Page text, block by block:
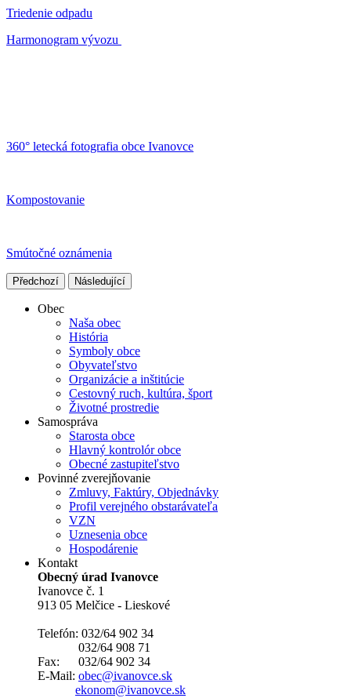
Triedenie odpadu
Harmonogram vývozu
360° letecká fotografia obce Ivanovce
Kompostovanie
Smútočné oznámenia
Předchozí Následující
Obec
Naša obec
História
Symboly obce
Obyvateľstvo
Organizácie a inštitúcie
Cestovný ruch, kultúra, šport
Životné prostredie
Samospráva
Starosta obce
Hlavný kontrolór obce
Obecné zastupiteľstvo
Povinné zverejňovanie
Zmluvy, Faktúry, Objednávky
Profil verejného obstarávateľa
VZN
Uznesenia obce
Hospodárenie
Kontakt
Obecný úrad Ivanovce
Ivanovce č. 1
913 05 Melčice - Lieskové
Telefón: 032/64 902 34
032/64 908 71
Fax: 032/64 902 34
E-Mail: obec@ivanovce.sk
ekonom@ivanovce.sk